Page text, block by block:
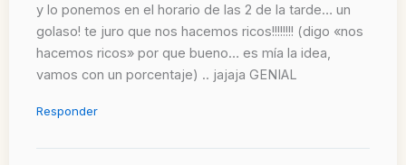
y lo ponemos en el horario de las 2 de la tarde… un
golaso! te juro que nos hacemos ricos!!!!!!!! (digo «nos
hacemos ricos» por que bueno… es mía la idea,
vamos con un porcentaje) .. jajaja GENIAL
Responder